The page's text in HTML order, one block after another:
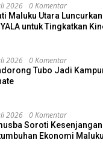
2026 0 Komentar
Maluku Utara
untuk Tingkatkan
2026 0 Komentar
Tubo Jadi
2026 0 Komentar
Soroti
Ekonomi